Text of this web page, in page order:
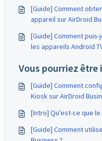
[Guide] Comment
appareil sur AirDroid
[Guide] Comment
les appareils Android
Vous pourriez être
[Guide] Comment
Kiosk sur AirDroid
[Intro] Qu'est-ce que le
[Guide] Comment